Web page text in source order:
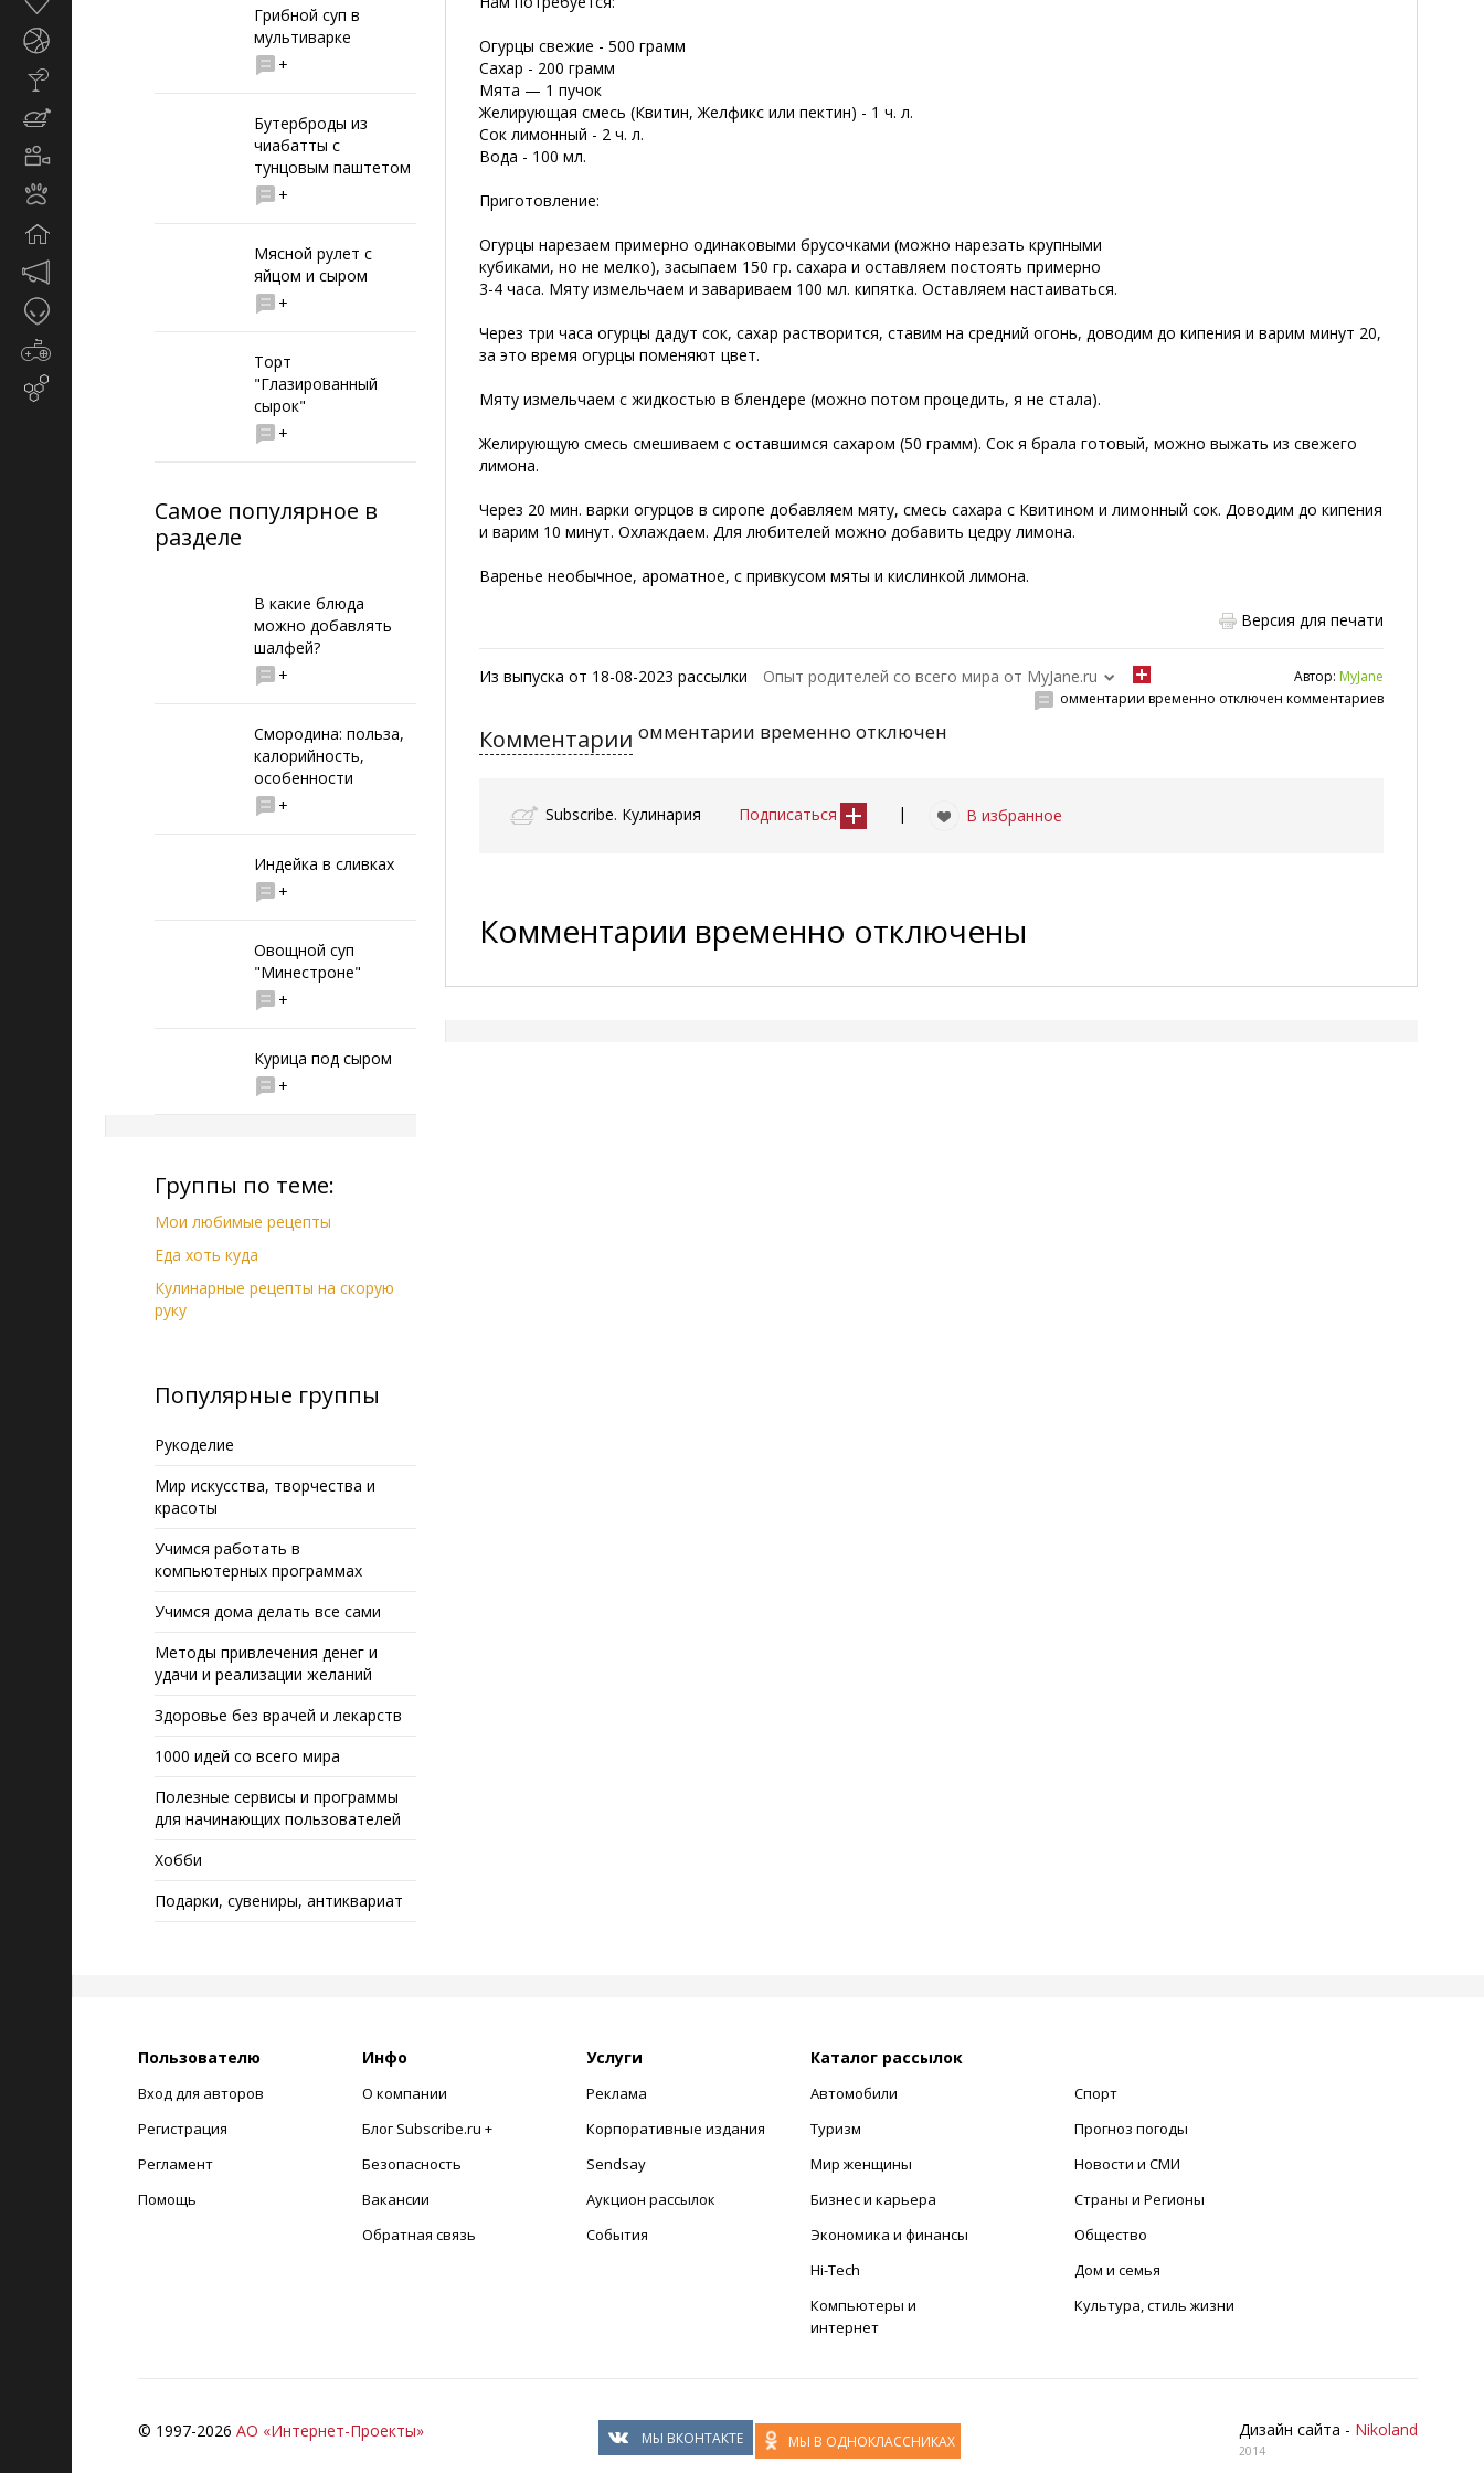
Грибной суп в
мультиварке
+
Бутерброды из
чиабатты с
тунцовым паштетом
+
Мясной рулет с
яйцом и сыром
+
Торт
"Глазированный
сырок"
+
Самое популярное в
разделе
В какие блюда
можно добавлять
шалфей?
+
Смородина: польза,
калорийность,
особенности
+
Индейка в сливках
+
Овощной суп
"Минестроне"
+
Курица под сыром
+
Группы по теме:
Мои любимые рецепты
Еда хоть куда
Кулинарные рецепты на скорую
руку
Популярные группы
Рукоделие
Мир искусства, творчества и
красоты
Учимся работать в
компьютерных программах
Учимся дома делать все сами
Методы привлечения денег и
удачи и реализации желаний
Здоровье без врачей и лекарств
1000 идей со всего мира
Полезные сервисы и программы
для начинающих пользователей
Хобби
Подарки, сувениры, антиквариат
Огурцы свежие - 500 грамм
Сахар - 200 грамм
Мята — 1 пучок
Желирующая смесь (Квитин, Желфикс или пектин) - 1 ч. л.
Сок лимонный - 2 ч. л.
Вода - 100 мл.
Приготовление:
Огурцы нарезаем примерно одинаковымибрусочками (можно нарезать крупными
кубиками, но не мелко), засыпаем 150 гр. сахара и оставляем постоять примерно
3-4 часа. Мяту измельчаем и завариваем 100 мл. кипятка. Оставляем настаиваться.
Через три часа огурцы дадут сок, сахар растворится, ставим на средний огонь, доводим до кипения и варим минут 20,
за это время огурцы поменяют цвет.
Мяту измельчаем с жидкостью в блендере (можно потом процедить, я не стала).
Желирующую смесь смешиваем с оставшимся сахаром (50 грамм). Сок я брала готовый, можно выжать из свежего
лимона.
Через 20 мин. варки огурцов в сиропе добавляем мяту, смесь сахара с Квитином и лимонный сок. Доводим до кипения
и варим 10 минут. Охлаждаем. Для любителей можно добавить цедру лимона.
Варенье необычное, ароматное, с привкусом мяты и кислинкой лимона.
Версия для печати
Из выпуска от 18-08-2023 рассылки Опыт родителей со всего мира от MyJane.ru Автор: MyJane
омментарии временно отключен комментариев
Комментарии омментарии временно отключен
Subscribe. Кулинария Подписаться | В избранное
Комментарии временно отключены
Пользователю
Вход для авторов
Регистрация
Регламент
Помощь
Инфо
О компании
Блог Subscribe.ru +
Безопасность
Вакансии
Обратная связь
Услуги
Реклама
Корпоративные издания
Sendsay
Аукцион рассылок
События
Каталог рассылок
Автомобили
Туризм
Мир женщины
Бизнес и карьера
Экономика и финансы
Hi-Tech
Компьютеры и
интернет
Спорт
Прогноз погоды
Новости и СМИ
Страны и Регионы
Общество
Дом и семья
Культура, стиль жизни
© 1997-2026 АО «Интернет-Проекты» Дизайн сайта - Nikoland
2014
МЫ ВКОНТАКТЕ МЫ В ОДНОКЛАССНИКАХ